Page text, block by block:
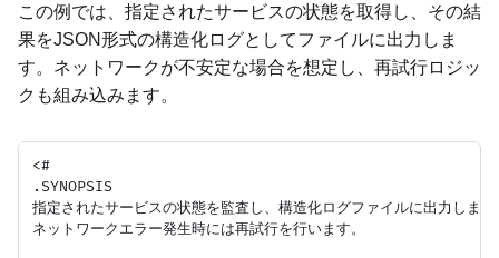
この例では、指定されたサービスの状態を取得し、その結
果をJSON形式の構造化ログとしてファイルに出力しま
す。ネットワークが不安定な場合を想定し、再試行ロジッ
クも組み込みます。
<#
.SYNOPSIS
指定されたサービスの状態を監査し、構造化ログファイルに出力します
ネットワークエラー発生時には再試行を行います。